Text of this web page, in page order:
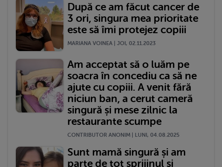
După ce am făcut cancer de
3 ori, singura mea prioritate
este să îmi protejez copiii
MARIANA VOINEA | JOI, 02.11.2023
Am acceptat să o luăm pe
soacra în concediu ca să ne
ajute cu copiii. A venit fără
niciun ban, a cerut cameră
singură și mese zilnic la
restaurante scumpe
CONTRIBUTOR ANONIM | LUNI, 04.08.2025
Sunt mamă singură și am
parte de tot sprijinul și